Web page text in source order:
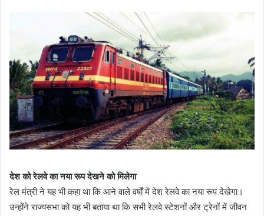
देश को रेलवे का नया रूप देखने को मिलेगा
रेल मंत्री ने यह भी कहा था कि आने वाले वर्षों में देश रेलवे का नया रूप देखेगा।
उन्होंने राज्यसभा को यह भी बताया था कि सभी रेलवे स्टेशनों और ट्रेनों में जीवन